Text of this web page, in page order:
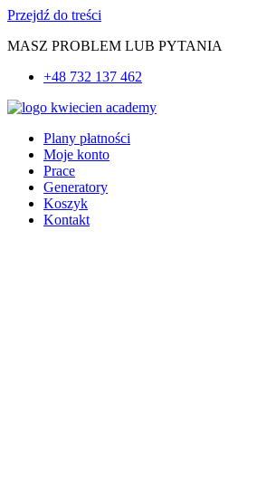
Przejdź do treści
MASZ PROBLEM LUB PYTANIA
+48 732 137 462
Plany płatności
Moje konto
Prace
Generatory
Koszyk
Kontakt